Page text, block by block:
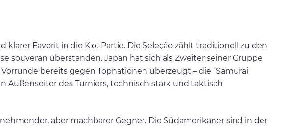
Favorit in die K.o.-Partie. Die Seleção zählt traditionell zu den
souverän überstanden. Japan hat sich als Zweiter seiner Gruppe
bereits gegen Topnationen überzeugt – die “Samurai
Außenseiter des Turniers, technisch stark und taktisch
aber machbarer Gegner. Die Südamerikaner sind in der